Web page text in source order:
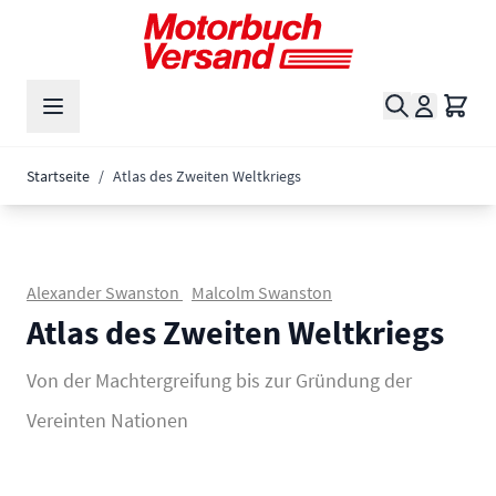
Zum Inhalt springen
Suche
Startseite / Atlas des Zweiten Weltkriegs
Alexander Swanston Malcolm Swanston
Atlas des Zweiten Weltkriegs
Von der Machtergreifung bis zur Gründung der
Vereinten Nationen